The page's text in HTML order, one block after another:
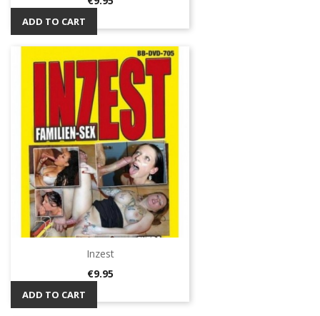
ADD TO CART
Inzest
Price
€9.95
ADD TO CART